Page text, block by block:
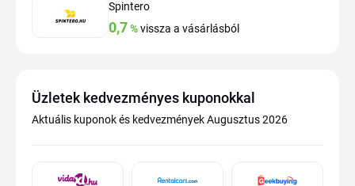
Spintero
0,7%vissza a vásárlásból
Üzletek kedvezményes kuponokkal
Aktuális kuponok és kedvezmények Augusztus 2026